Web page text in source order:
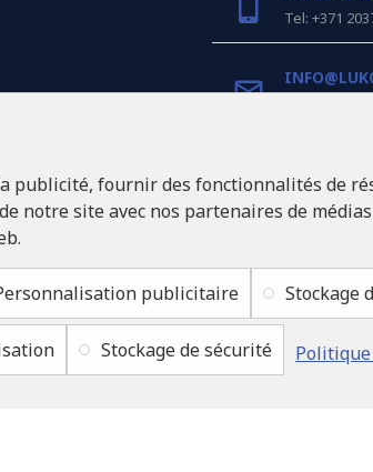
Tel: +371
RITONE Sarl
Reg. Nr.
Numéro de
1046
fournir des fonctionnalités de
site avec nos partenaires de
publicitaire Stockage
Stockage de sécurité